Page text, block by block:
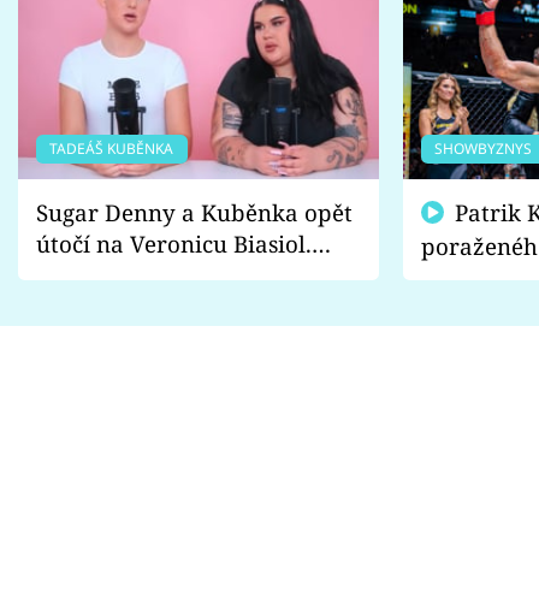
TADEÁŠ KUBĚNKA
Sugar Denny a Kuběnka opět
útočí na Veronicu Biasiol.
Proč je podle nich falešná a
SHOWBYZNYS
fanoušci